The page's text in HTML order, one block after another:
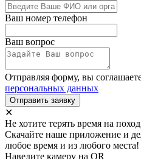
Ваш номер телефон
Ваш вопрос
Отправляя форму, вы
персональных данных
Отправить заявку
✕
Не хотите терять время на
Скачайте наше приложение и
любое время и из любого места!
Наведите камеру на QR